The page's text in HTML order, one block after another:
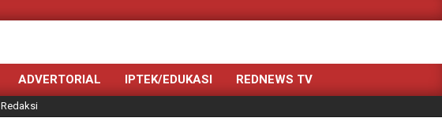
ADVERTORIAL IPTEK/EDUKASI REDNEWS TV
Redaksi